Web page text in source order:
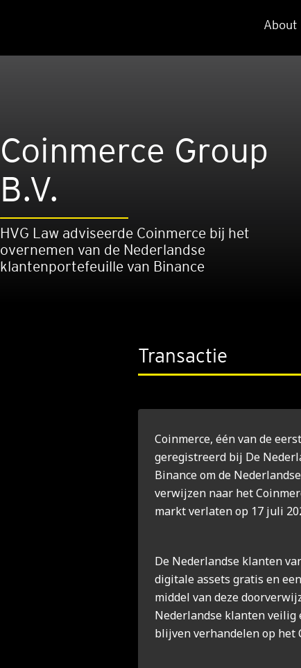
About
Coin­mer­ce Group
B.V.
HVG Law adviseerde Coinmerce bij het
overnemen van de Nederlandse
klantenportefeuille van Binance
Transactie
Coinmerce, één van de
geregistreerd bij De
Binance om de
verwijzen naar het
markt verlaten op 17 juli
De Nederlandse klanten
digitale assets gratis en
middel van deze
Nederlandse klanten
blijven verhandelen op het